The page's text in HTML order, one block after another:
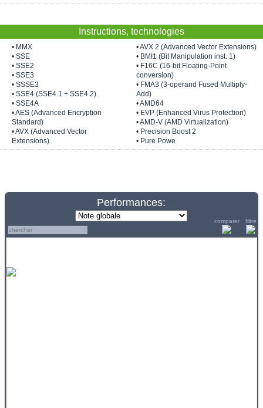
Instructions, technologies
• MMX
• SSE
• SSE2
• SSE3
• SSSE3
• SSE4 (SSE4.1 + SSE4.2)
• SSE4A
• AES (Advanced Encryption
Standard)
• AVX (Advanced Vector
Extensions)
• AVX 2 (Advanced Vector Extensions)
• BMI1 (Bit Manipulation inst. 1)
• F16C (16-bit Floating-Point
conversion)
• FMA3 (3-operand Fused Multiply-
Add)
• AMD64
• EVP (Enhanced Virus Protection)
• AMD-V (AMD Virtualization)
• Precision Boost 2
• Pure Powe
Performances:
comparer filtre